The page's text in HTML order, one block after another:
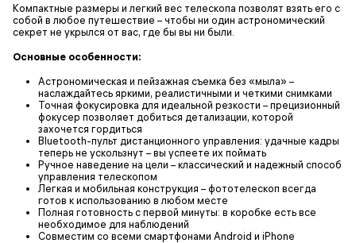
Компактные размеры и легкий вес телескопа позволят взять его с
собой в любое путешествие – чтобы ни один астрономический
секрет не укрылся от вас, где бы вы ни были.
Основные особенности:
Астрономическая и пейзажная съемка без «мыла» –
наслаждайтесь яркими, реалистичными и четкими снимками
Точная фокусировка для идеальной резкости – прецизионный
фокусер позволяет добиться детализации, которой
захочется гордиться
Bluetooth-пульт дистанционного управления: удачные кадры
теперь не ускользнут – вы успеете их поймать
Ручное наведение на цели – классический и надежный способ
управления телескопом
Легкая и мобильная конструкция – фототелескоп всегда
готов к использованию в любом месте
Полная готовность с первой минуты: в коробке есть все
необходимое для наблюдений
Совместим со всеми смартфонами Android и iPhone